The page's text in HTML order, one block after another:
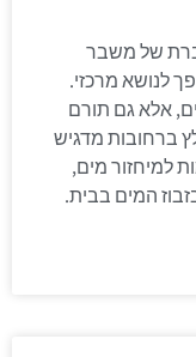
של משבר
לנושא מרכזי.
אלא גם תורם
ברחובות מדגיש
למיחזור מים,
המים בבית.